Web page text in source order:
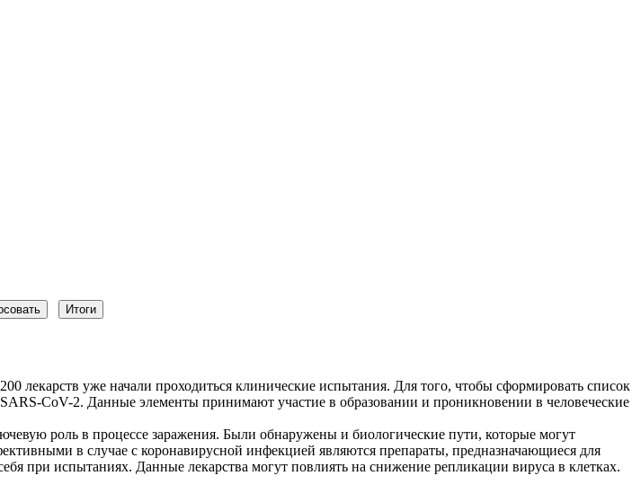
лекарств уже начали проходиться клинические испытания. Для того, чтобы сформировать список
CoV-2. Данные элементы принимают участие в образовании и проникновении в человеческие
роль в процессе заражения. Были обнаружены и биологические пути, которые могут
в случае с коронавирусной инфекцией являются препараты, предназначающиеся для
при испытаниях. Данные лекарства могут повлиять на снижение репликации вируса в клетках.